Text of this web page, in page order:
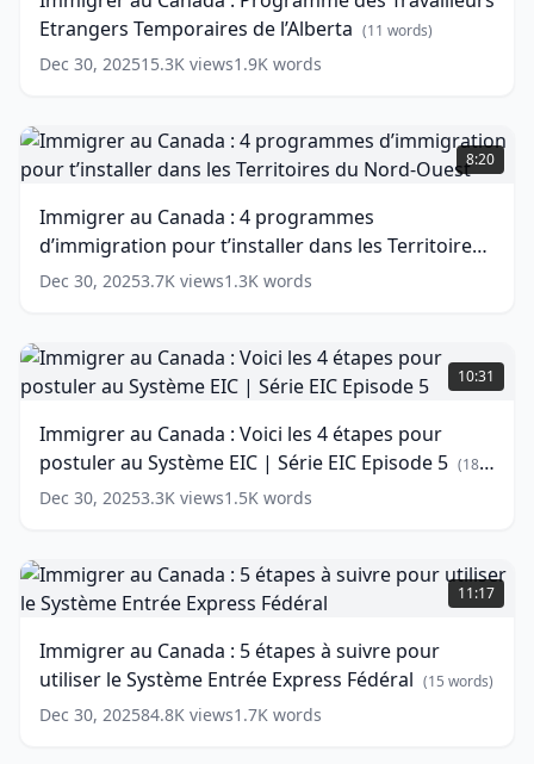
Québec?
( 15
Programme
des
Travailleurs
Etrangers
de
l’Alberta (11
words)
Etrangers Temporaires de l’Alberta (11 words)
Dec 30, 202515.3K views1.9K words
Immigrer
au
Canada
4
programmes
d’immigration
pour
dans
les
Territoires
Nord-
Ouest
14
8:20
Immigrer au Canada : 4 programmes
d’immigration pour t’installer dans les Territoires
du Nord-Ouest (14words)
Dec 30, 20253.7K views1.3K words
Immigrer
au
Canada
Voici
les
4
étapes
postuler
au
Système
|
Série
Episode
10:31
Immigrer au Canada : Voici les 4 étapes pour
postuler au Système EIC | Série EIC Episode 5 (18
words)
Dec 30, 20253.3K views1.5K words
Immigrer
au
Canada
5
étapes
à
suivre
11:17
Immigrer au Canada : 5 étapes à suivre pour
utiliser le Système Entrée Express Fédéral (15 words)
Dec 30, 202584.8K views1.7K words